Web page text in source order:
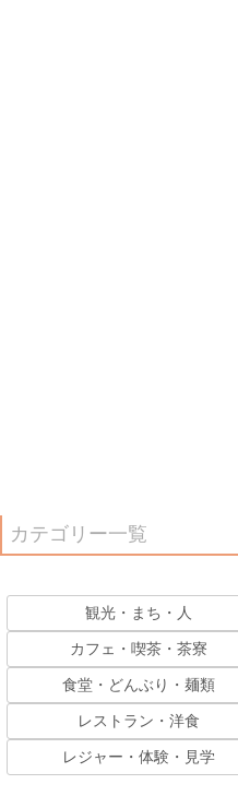
カテゴリー一覧
観光・まち・人
カフェ・喫茶・茶寮
食堂・どんぶり・麺類
レストラン・洋食
レジャー・体験・見学